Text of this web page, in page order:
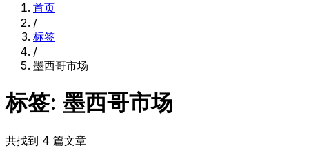
首页
/
标签
/
墨西哥市场
标签: 墨西哥市场
共找到 4 篇文章